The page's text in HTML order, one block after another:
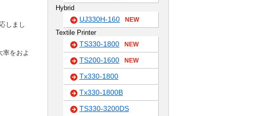
しまし
をおよ
Hybrid
UJ330H-160 NEW
Textile Printer
TS330-1800 NEW
TS200-1600 NEW
Tx330-1800
Tx330-1800B
TS330-3200DS